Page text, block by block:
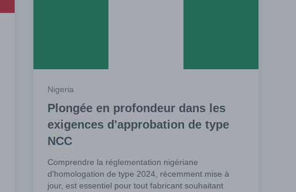
Nigeria
Plongée en profondeur dans les
exigences d'approbation de type
NCC
Comprendre la réglementation nigériane
d'homologation de type 2024, récemment mise à
jour, est essentiel pour tout fabricant souhaitant